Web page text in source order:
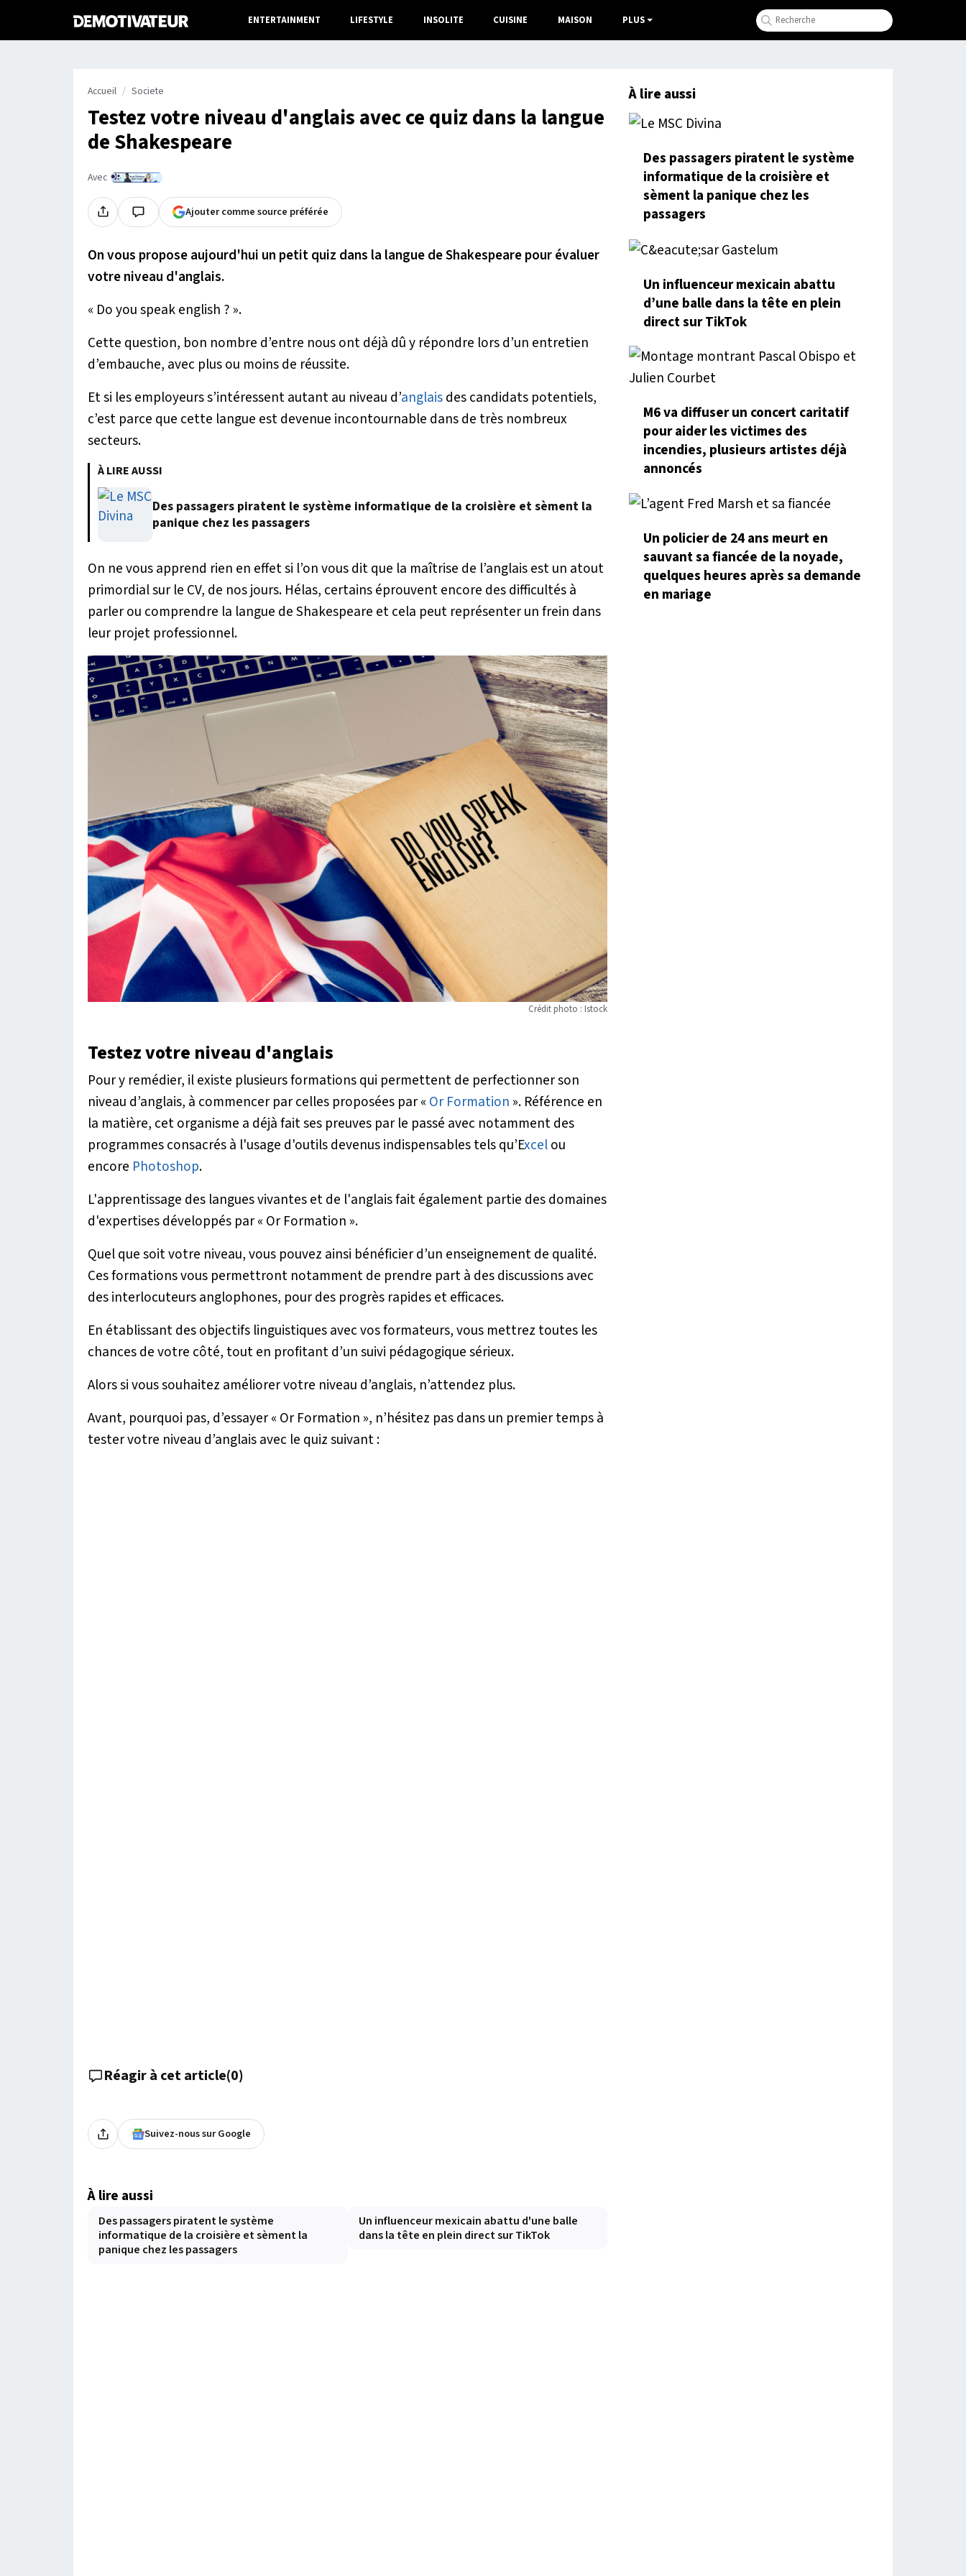
ENTERTAINMENT LIFESTYLE INSOLITE CUISINE MAISON PLUS
Accueil Societe
Testez votre niveau d'anglais avec ce quiz dans la langue
de Shakespeare
Avec
Ajouter comme source préférée
On vous propose aujourd'hui un petit quiz dans la langue de Shakespeare pour évaluer
votre niveau d'anglais.
« Do you speak english ? ».
Cette question, bon nombre d’entre nous ont déjà dû y répondre lors d’un entretien
d’embauche, avec plus ou moins de réussite.
Et si les employeurs s’intéressent autant au niveau d’anglaisdes candidats potentiels,
c’est parce que cette langue est devenue incontournable dans de très nombreux
secteurs.
À LIRE AUSSI
Des passagers piratent le système informatique de la croisière et sèment la
panique chez les passagers
On ne vous apprend rien en effet si l’on vous dit que la maîtrise de l’anglais est un atout
primordial sur le CV, de nos jours. Hélas, certains éprouvent encore des difficultés à
parler ou comprendre la langue de Shakespeare et cela peut représenter un frein dans
leur projet professionnel.
Crédit photo : Istock
Testez votre niveau d'anglais
Pour y remédier, il existe plusieurs formations qui permettent de perfectionner son
niveau d’anglais, à commencer par celles proposées par « Or Formation ». Référence en
la matière, cet organisme a déjà fait ses preuves par le passé avec notamment des
programmes consacrés à l'usage d'outils devenus indispensables tels qu’Excelou
encore Photoshop.
L'apprentissage des langues vivantes et de l'anglais fait également partie des domaines
d'expertises développés par « Or Formation ».
Quel que soit votre niveau, vous pouvez ainsi bénéficier d’un enseignement de qualité.
Ces formations vous permettront notamment de prendre part à des discussions avec
des interlocuteurs anglophones, pour des progrès rapides et efficaces.
En établissant des objectifs linguistiques avec vos formateurs, vous mettrez toutes les
chances de votre côté, tout en profitant d’un suivi pédagogique sérieux.
Alors si vous souhaitez améliorer votre niveau d’anglais, n’attendez plus.
Avant, pourquoi pas, d’essayer « Or Formation », n’hésitez pas dans un premier temps à
tester votre niveau d’anglais avec le quiz suivant :
Réagir à cet article(0)
Suivez-nous sur Google
À lire aussi
Des passagers piratent le système
informatique de la croisière et sèment la
panique chez les passagers
Un influenceur mexicain abattu d'une balle
dans la tête en plein direct sur TikTok
À lire aussi
Des passagers piratent le système
informatique de la croisière et
sèment la panique chez les
passagers
Un influenceur mexicain abattu
d’une balle dans la tête en plein
direct sur TikTok
M6 va diffuser un concert caritatif
pour aider les victimes des
incendies, plusieurs artistes déjà
annoncés
Un policier de 24 ans meurt en
sauvant sa fiancée de la noyade,
quelques heures après sa demande
en mariage